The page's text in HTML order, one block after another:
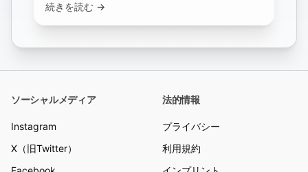
「バックアップを削除」が効かない理由、−ボタ
ンで容量が戻らない理由を紹介します。
続きを読む →
ソーシャルメディア
Instagram
X（旧Twitter）
法的情報
プライバシー
利用規約